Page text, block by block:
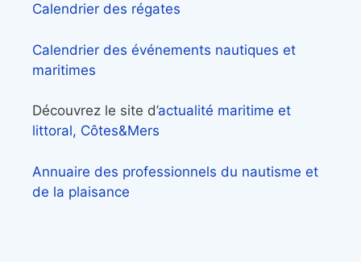
Calendrier des régates
Calendrier des événements nautiques et
maritimes
Découvrez le site d’actualité maritime et
littoral, Côtes&Mers
Annuaire des professionnels du nautisme et
de la plaisance